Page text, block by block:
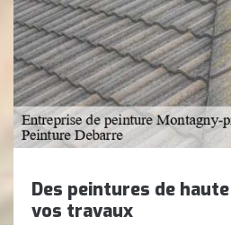
Des peintures de
vos travaux